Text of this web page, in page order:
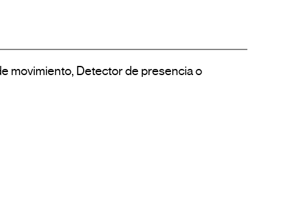
movimiento, Detector de presencia o